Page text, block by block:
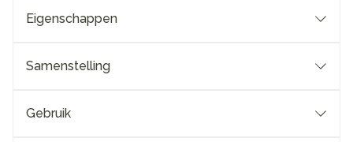
Eigenschappen
Samenstelling
Gebruik